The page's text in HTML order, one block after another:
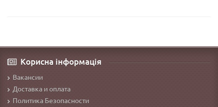
Корисна інформація
Вакансии
Доставка и оплата
Политика Безопасности